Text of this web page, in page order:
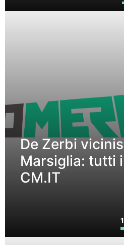
De Zerbi
Marsiglia: tutti i
CM.IT